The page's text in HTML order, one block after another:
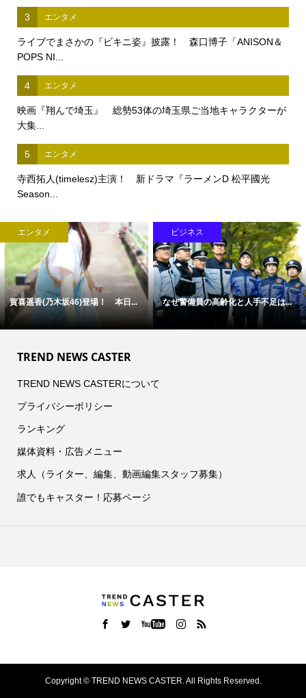
3 エンタメ
ライブでまさかの『ビキニ姿』披露！ 森口博子「ANISON＆
POPS NI...
4 エンタメ
映画『翔んで埼玉』 総勢53体の埼玉県ご当地キャラクターが
大集...
5 エンタメ
寺西拓人(timelesz)主演！ 新ドラマ『ラーメンD 松平國光
Season...
ビジネス
「病気」から「人」を診る医療へ
―...
ライフスタイル
F1全戦を2人で現地観戦、航空券
と...
TREND NEWS CASTER
TREND NEWS CASTERについて
プライバシーポリシー
ランキング
媒体資料・広告メニュー
求人（ライター、編集、動画編集スタッフ募集）
誰でもキャスター！応募ページ
Copyright ©TREND NEWS CASTER. All Rights Reserved.